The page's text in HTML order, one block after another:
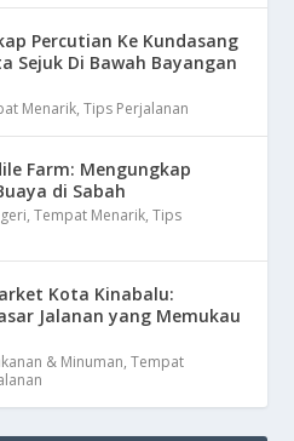
Percutian Ke Kundasang
Sejuk Di Bawah Bayangan
Menarik,Tips Perjalanan
Farm: Mengungkap
di Sabah
,Tempat Menarik,Tips
Kota Kinabalu:
Jalanan yang Memukau
& Minuman,Tempat